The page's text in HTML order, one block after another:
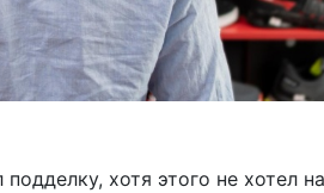
хотя этого не хотел